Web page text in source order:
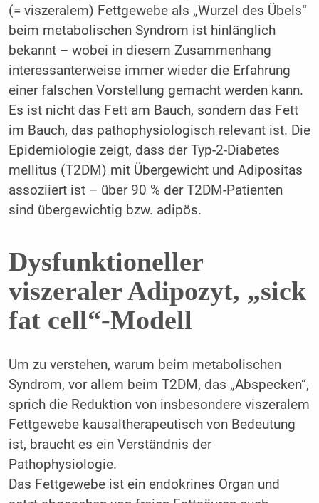
(= viszeralem) Fettgewebe als „Wurzel des Übels“
beim metabolischen Syndrom ist hinlänglich
bekannt – wobei in diesem Zusammenhang
interessanterweise immer wieder die Erfahrung
einer falschen Vorstellung gemacht werden kann.
Es ist nicht das Fett am Bauch, sondern das Fett
im Bauch, das pathophysiologisch relevant ist. Die
Epidemiologie zeigt, dass der Typ-2-Diabetes
mellitus (T2DM) mit Übergewicht und Adipositas
assoziiert ist – über 90 % der T2DM-Patienten
sind übergewichtig bzw. adipös.
Dysfunktioneller
viszeraler Adipozyt, „sick
fat cell“-Modell
Um zu verstehen, warum beim metabolischen
Syndrom, vor allem beim T2DM, das „Abspecken“,
sprich die Reduktion von insbesondere viszeralem
Fettgewebe kausaltherapeutisch von Bedeutung
ist, braucht es ein Verständnis der
Pathophysiologie.
Das Fettgewebe ist ein endokrines Organ und